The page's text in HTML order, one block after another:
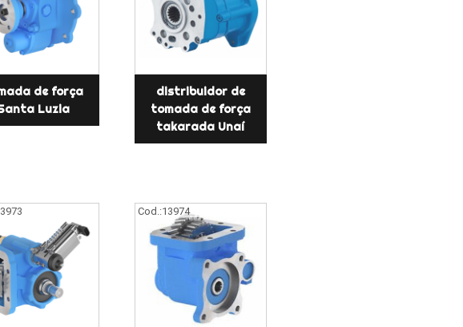
de força
Luzia
distribuidor de
tomada de força
takarada Unaí
Cod.:13974